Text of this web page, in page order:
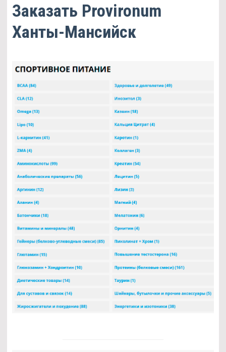
Заказать Provironum
Ханты-Мансийск